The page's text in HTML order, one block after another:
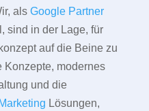
als Google Partner
sind in der Lage, für
auf die Beine zu
Konzepte, modernes
und die
Marketing Lösungen,